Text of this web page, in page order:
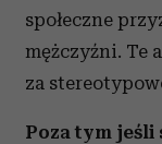
społeczne
mężczyźni. Te
za
Poza tym jeśli